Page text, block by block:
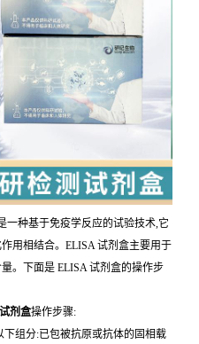
一种基于免疫学反应的试验技术,它
用相结合。ELISA 试剂盒主要用于
。下面是 ELISA 试剂盒的操作步
剂盒操作步骤:
下组分:已包被抗原或抗体的固相载